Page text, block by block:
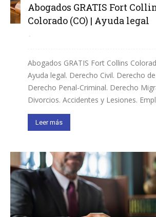
Abogados GRATIS Fort
Colorado (CO) | Ayuda legal
-
Abogados GRATIS Fort Collins
Ayuda legal. Derecho Civil. Derecho
Derecho Penal-Criminal. Derecho
Divorcios. Accidentes y Lesiones.
Leer más